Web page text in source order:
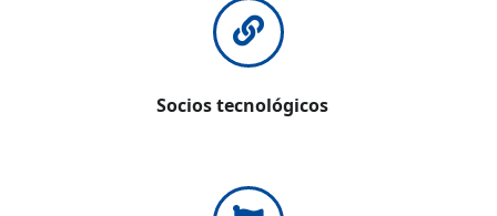
Socios tecnológicos